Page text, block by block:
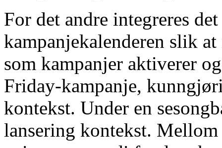
For det andre integreres
kampanjekalenderen slik
som kampanjer aktiverer
Friday-kampanje,
kontekst. Under en
lansering kontekst.